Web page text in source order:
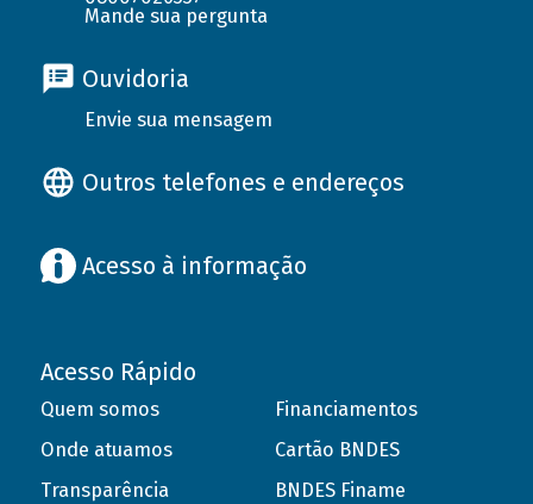
Mande sua pergunta
Ouvidoria
Envie sua mensagem
Outros telefones e endereços
Acesso à informação
Acesso Rápido
Quem somos
Onde atuamos
Transparência
Financiamentos
Cartão BNDES
BNDES Finame